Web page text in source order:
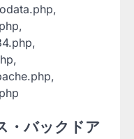
・バックドア